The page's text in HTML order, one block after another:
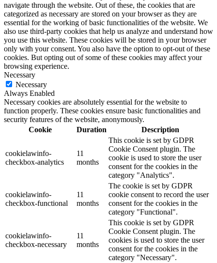
navigate through the website. Out of these, the cookies that are
categorized as necessary are stored on your browser as they are
essential for the working of basic functionalities of the website. We
also use third-party cookies that help us analyze and understand how
you use this website. These cookies will be stored in your browser
only with your consent. You also have the option to opt-out of these
cookies. But opting out of some of these cookies may affect your
browsing experience.
Necessary
Necessary
Always Enabled
Necessary cookies are absolutely essential for the website to
function properly. These cookies ensure basic functionalities and
security features of the website, anonymously.
Cookie
Duration Description
cookielawinfo-
checkbox-analytics
11
months
This cookie is set by GDPR
Cookie Consent plugin. The
cookie is used to store the user
consent for the cookies in the
category "Analytics".
cookielawinfo-
checkbox-functional
11
months
The cookie is set by GDPR
cookie consent to record the user
consent for the cookies in the
category "Functional".
cookielawinfo-
checkbox-necessary
11
months
This cookie is set by GDPR
Cookie Consent plugin. The
cookies is used to store the user
consent for the cookies in the
category "Necessary".